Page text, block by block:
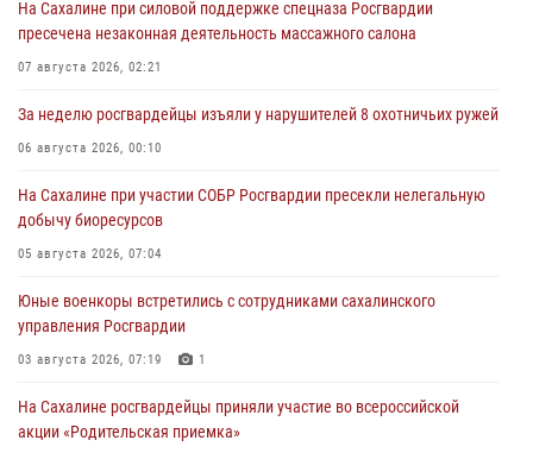
На Сахалине при силовой поддержке спецназа Росгвардии
пресечена незаконная деятельность массажного салона
07 августа 2026, 02:21
За неделю росгвардейцы изъяли у нарушителей 8 охотничьих ружей
06 августа 2026, 00:10
На Сахалине при участии СОБР Росгвардии пресекли нелегальную
добычу биоресурсов
05 августа 2026, 07:04
Юные военкоры встретились с сотрудниками сахалинского
управления Росгвардии
03 августа 2026, 07:19 1
На Сахалине росгвардейцы приняли участие во всероссийской
акции «Родительская приемка»